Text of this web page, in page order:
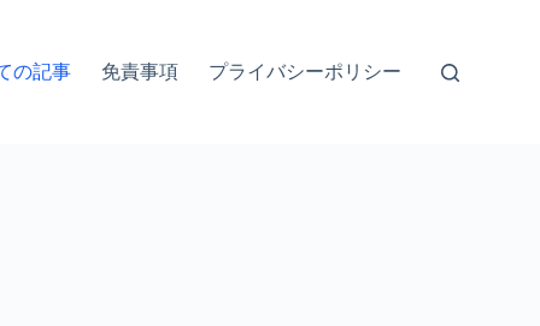
の記事 免責事項 プライバシーポリシー